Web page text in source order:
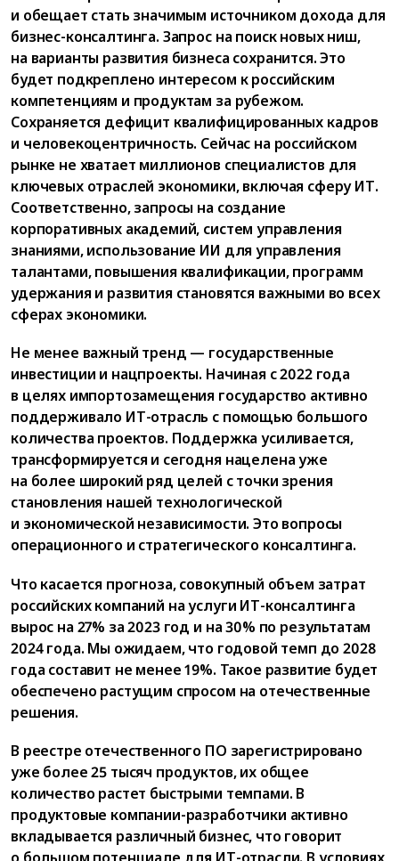
и обещает стать значимым источником дохода для
бизнес-консалтинга. Запрос на поиск новых ниш,
на варианты развития бизнеса сохранится. Это
будет подкреплено интересом к российским
компетенциям и продуктам за рубежом.
Сохраняется дефицит квалифицированных кадров
и человекоцентричность. Сейчас на российском
рынке не хватает миллионов специалистов для
ключевых отраслей экономики, включая сферу ИТ.
Соответственно, запросы на создание
корпоративных академий, систем управления
знаниями, использование ИИ для управления
талантами, повышения квалификации, программ
удержания и развития становятся важными во всех
сферах экономики.
Не менее важный тренд — государственные
инвестиции и нацпроекты. Начиная с 2022 года
в целях импортозамещения государство активно
поддерживало ИТ-отрасль с помощью большого
количества проектов. Поддержка усиливается,
трансформируется и сегодня нацелена уже
на более широкий ряд целей с точки зрения
становления нашей технологической
и экономической независимости. Это вопросы
операционного и стратегического консалтинга.
Что касается прогноза, совокупный объем затрат
российских компаний на услуги ИТ-консалтинга
вырос на 27% за 2023 год и на 30% по результатам
2024 года. Мы ожидаем, что годовой темп до 2028
года составит не менее 19%. Такое развитие будет
обеспечено растущим спросом на отечественные
решения.
В реестре отечественного ПО зарегистрировано
уже более 25 тысяч продуктов, их общее
количество растет быстрыми темпами. В
продуктовые компании-разработчики активно
вкладывается различный бизнес, что говорит